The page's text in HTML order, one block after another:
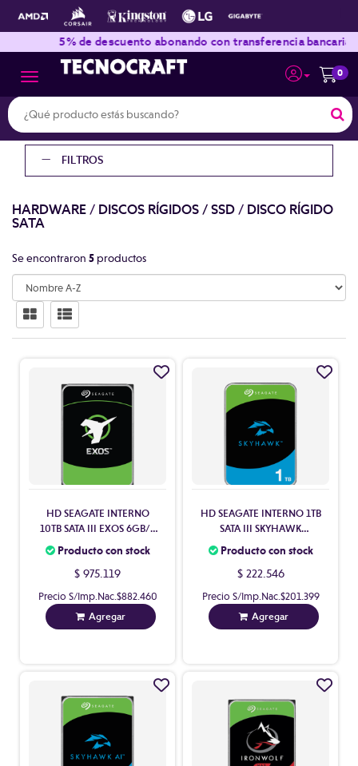
0
Toggle navigation
5% de descuento abonando con transferencia bancaria
FILTROS
HARDWARE/ DISCOS RÍGIDOS / SSD/ DISCO RÍGIDO
SATA
Se encontraron 5 productos
HD SEAGATE INTERNO
10TB SATA III EXOS 6GB/S
Producto con stock
$ 975.119
Precio S/Imp.Nac. $882.460
Agregar
HD SEAGATE INTERNO 1TB
SATA III SKYHAWK
SURVEILLANCE 256MB
Producto con stock
$ 222.546
Precio S/Imp.Nac. $201.399
Agregar